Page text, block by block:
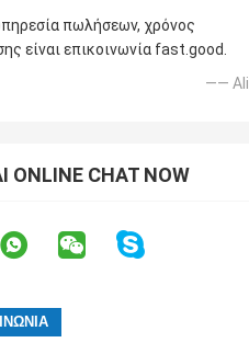
πωλήσεων, χρόνος
είναι επικοινωνία fast.good.
—— Ali
ONLINE CHAT NOW